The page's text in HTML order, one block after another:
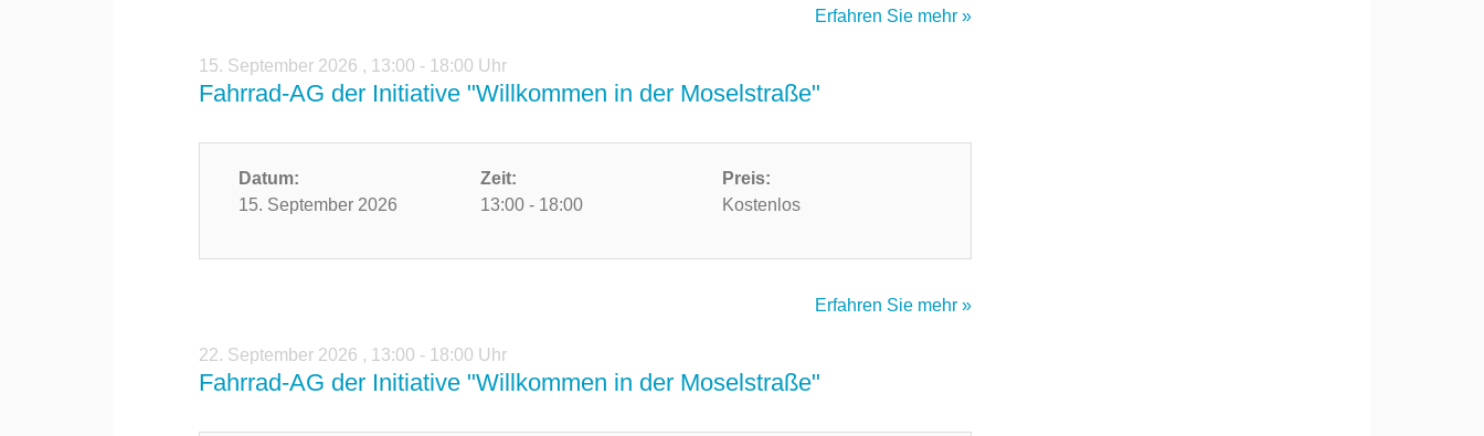
Erfahren Sie mehr »
15. September 2026 , 13:00 - 18:00 Uhr
Fahrrad-AG der Initiative "Willkommen in der Moselstraße"
Datum:
15. September 2026
Zeit:
13:00 - 18:00
Preis:
Kostenlos
Erfahren Sie mehr »
22. September 2026 , 13:00 - 18:00 Uhr
Fahrrad-AG der Initiative "Willkommen in der Moselstraße"